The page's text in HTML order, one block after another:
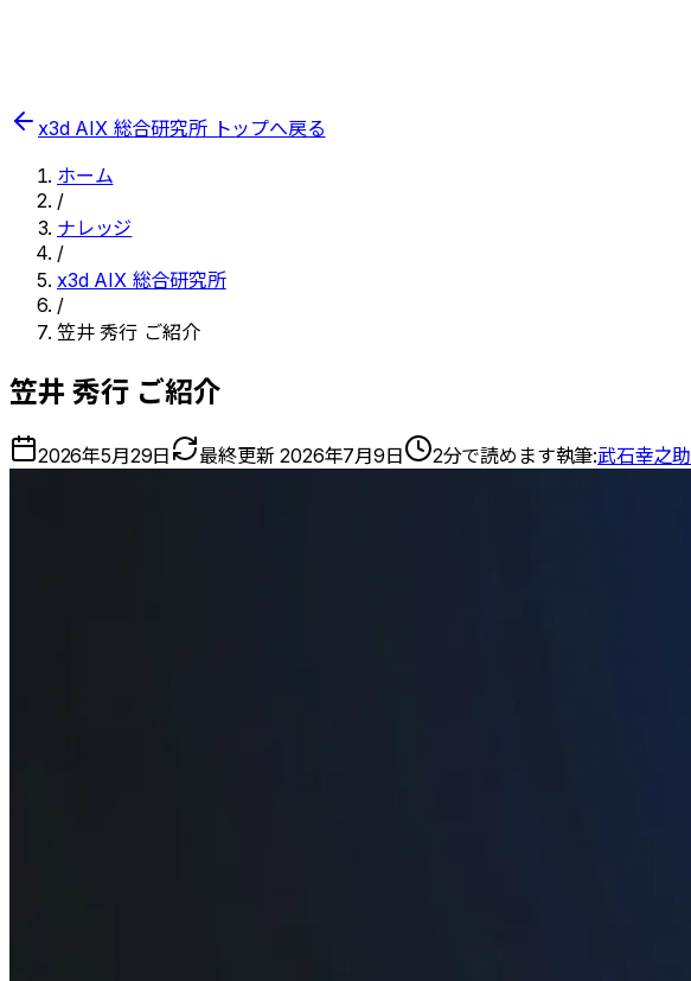
x3d AIX 総合研究所 トップへ戻る
ホーム
/
ナレッジ
/
x3d AIX 総合研究所
/
笠井 秀行 ご紹介
笠井 秀行 ご紹介
2026年5月29日 最終更新2026年7月9日 2分で読めます執筆:武石幸之助